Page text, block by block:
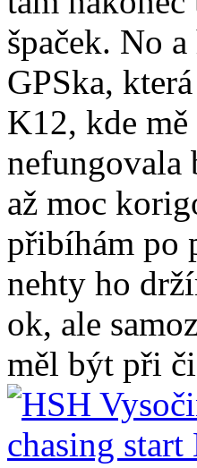
špaček. No
GPSka,
K12, kde mě
nefungovala
až moc
přibíhám po
nehty ho
ok, ale
měl být při